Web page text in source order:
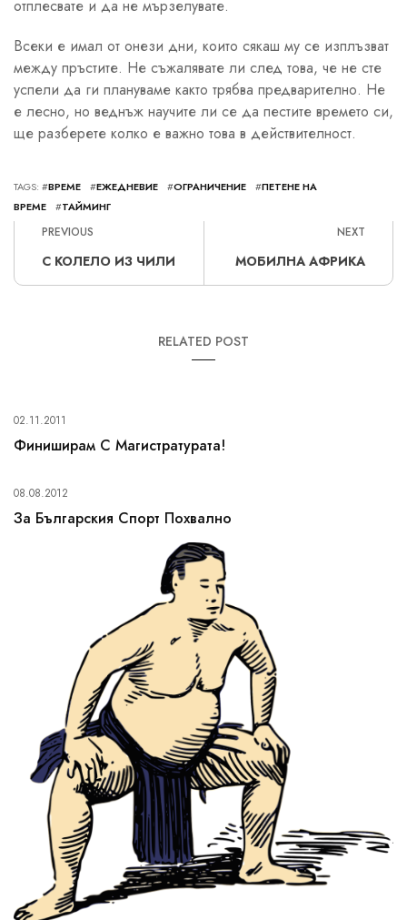
отплесвате и да не мързелувате.
Всеки е имал от онези дни, които сякаш му се изплъзват
между пръстите. Не съжалявате ли след това, че не сте
успели да ги плануваме както трябва предварително. Не
е лесно, но веднъж научите ли се да пестите времето си,
ще разберете колко е важно това в действителност.
TAGS: #ВРЕМЕ #ЕЖЕДНЕВИЕ #ОГРАНИЧЕНИЕ #ПЕТЕНЕ НА
ВРЕМЕ
#ТАЙМИНГ
PREVIOUS
С КОЛЕЛО ИЗ ЧИЛИ
NEXT
МОБИЛНА АФРИКА
RELATED POST
02.11.2011
Финиширам С Магистратурата!
08.08.2012
За Българския Спорт Похвално